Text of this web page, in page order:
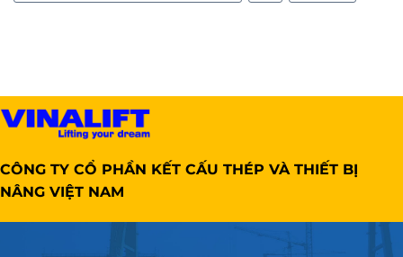
CÔNG TY CỔ PHẦN KẾT CẤU THÉP VÀ THIẾT BỊ
NÂNG VIỆT NAM